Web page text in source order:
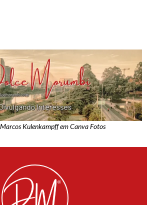
Kulenkampff em Canva Fotos